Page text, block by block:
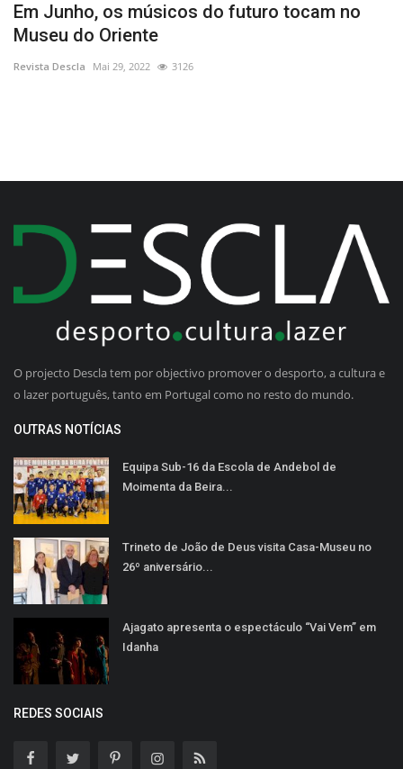
Em Junho, os músicos do futuro tocam no
Museu do Oriente
Revista Descla Mai 29, 2022 3126
O projecto Descla tem por objectivo promover o desporto, a cultura e
o lazer português, tanto em Portugal como no resto do mundo.
OUTRAS NOTÍCIAS
Equipa Sub-16 da Escola de Andebol de
Moimenta da Beira...
Trineto de João de Deus visita Casa-Museu no
26º aniversário...
Ajagato apresenta o espectáculo “Vai Vem” em
Idanha
REDES SOCIAIS